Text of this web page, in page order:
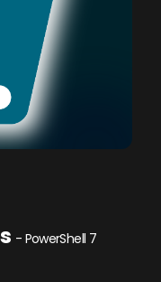
- PowerShell 7